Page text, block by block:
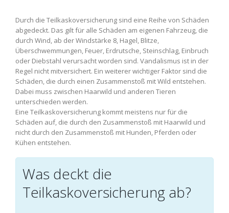
Durch die Teilkaskoversicherung sind eine Reihe von Schäden
abgedeckt. Das gilt für alle Schäden am eigenen Fahrzeug, die
durch Wind, ab der Windstärke 8, Hagel, Blitze,
Überschwemmungen, Feuer, Erdrutsche, Steinschlag, Einbruch
oder Diebstahl verursacht worden sind. Vandalismus ist in der
Regel nicht mitversichert. Ein weiterer wichtiger Faktor sind die
Schäden, die durch einen Zusammenstoß mit Wild entstehen.
Dabei muss zwischen Haarwild und anderen Tieren
unterschieden werden.
Eine Teilkaskoversicherung kommt meistens nur für die
Schäden auf, die durch den Zusammenstoß mit Haarwild und
nicht durch den Zusammenstoß mit Hunden, Pferden oder
Kühen entstehen.
Was deckt die
Teilkaskoversicherung ab?